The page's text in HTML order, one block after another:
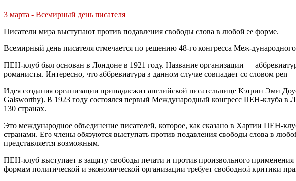
3 марта - Всемирный день писателя
Писатели мира выступают против подавления свободы слова в любой ее форме.
Всемирный день писателя отмечается по решению 48-го конгресса Меж-
ПЕН-клуб был основан в Лондоне в 1921 году. Название организации —
романисты. Интересно, что аббревиатура в данном случае совпадает со словом pen
Идея создания организации принадлежит английской писательнице Кэтрин Эми
Galsworthy). В 1923 году состоялся первый Международный конгресс ПЕН-клуба в
130 странах.
Это международное объединение писателей, которое, как сказано в Хартии ПЕН-
странами. Eго члены обязуются выступать против подавления свободы слова в
представляется возможным.
ПЕН-клуб выступает в защиту свободы печати и против произвольного
формам политической и экономической организации требует свободной критики